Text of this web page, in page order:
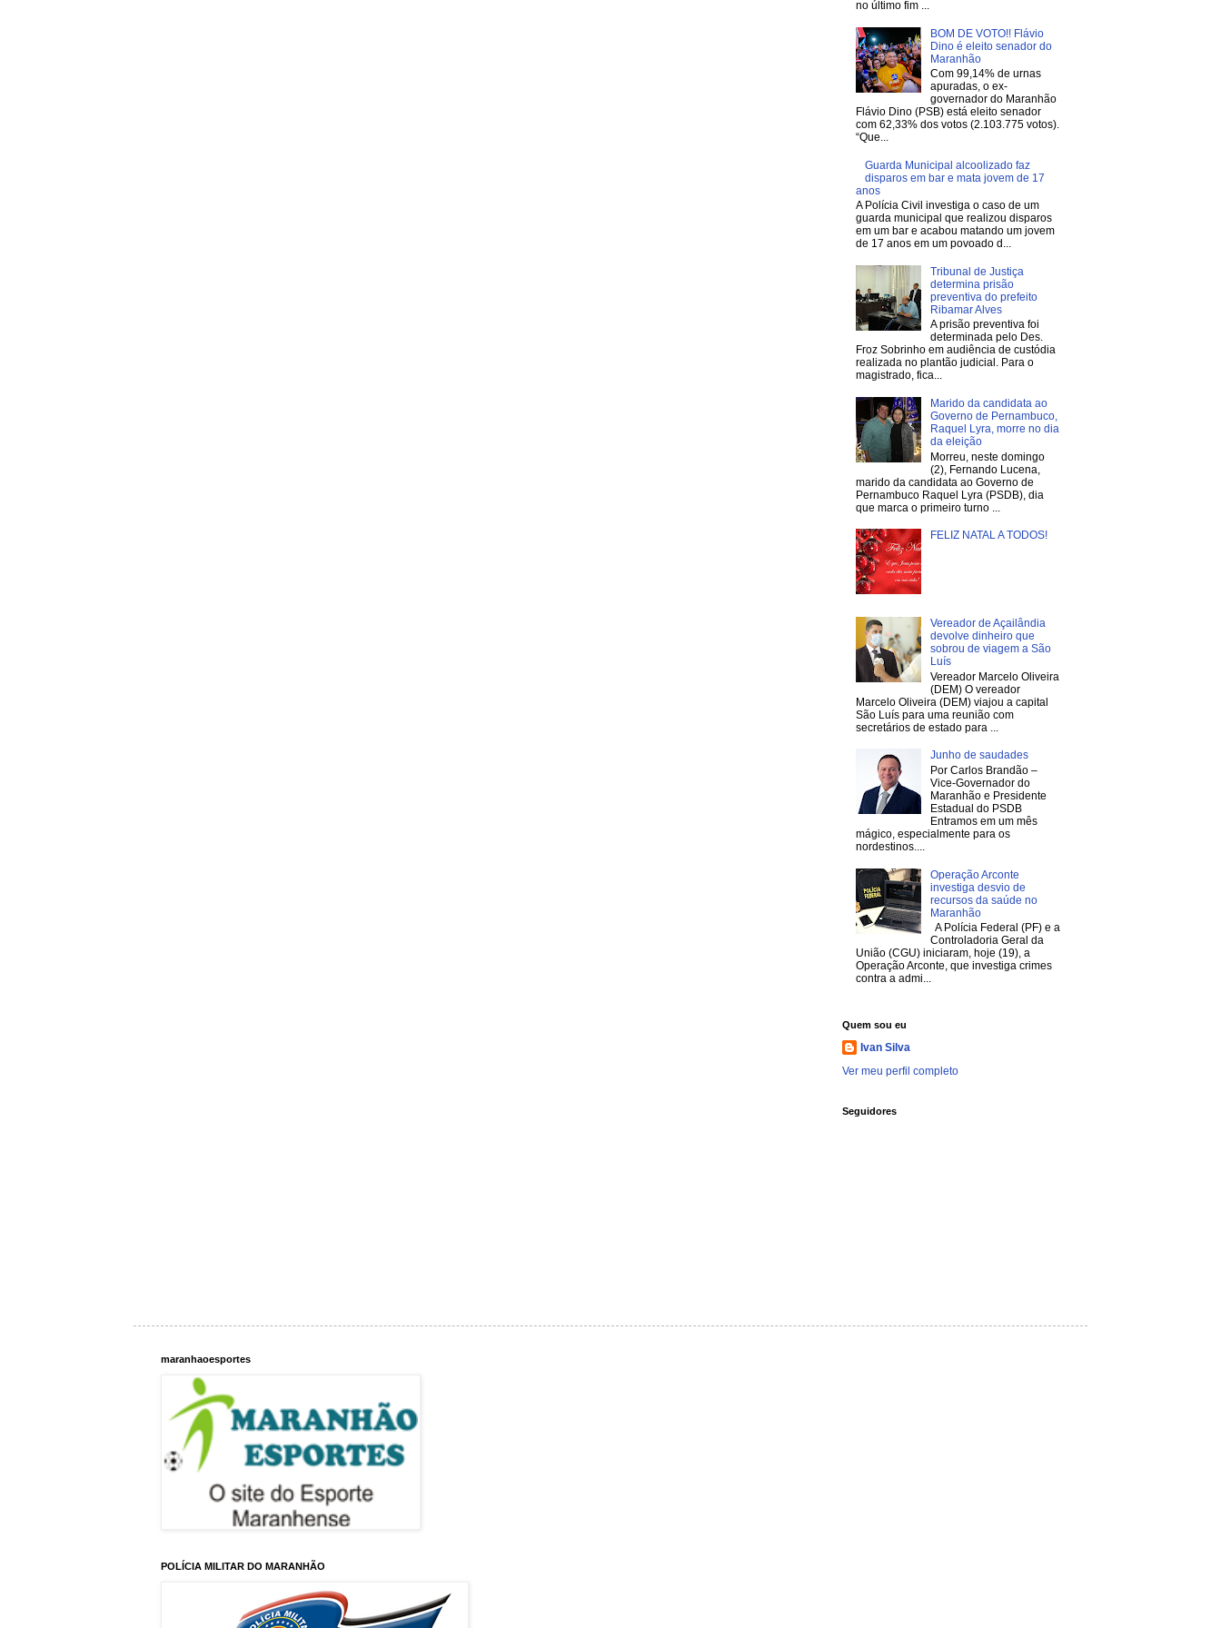
no último fim ...
BOM DE VOTO!! Flávio
Dino é eleito senador do
Maranhão
Com 99,14% de urnas
apuradas, o ex-
governador do Maranhão
Flávio Dino (PSB) está eleito senador
com 62,33% dos votos (2.103.775 votos).
“Que...
Guarda Municipal alcoolizado faz
disparos em bar e mata jovem de 17
anos
A Polícia Civil investiga o caso de um
guarda municipal que realizou disparos
em um bar e acabou matando um jovem
de 17 anos em um povoado d...
Tribunal de Justiça
determina prisão
preventiva do prefeito
Ribamar Alves
A prisão preventiva foi
determinada pelo Des.
Froz Sobrinho em audiência de custódia
realizada no plantão judicial. Para o
magistrado, fica...
Marido da candidata ao
Governo de Pernambuco,
Raquel Lyra, morre no dia
da eleição
Morreu, neste domingo
(2), Fernando Lucena,
marido da candidata ao Governo de
Pernambuco Raquel Lyra (PSDB), dia
que marca o primeiro turno ...
FELIZ NATAL A TODOS!
Vereador de Açailândia
devolve dinheiro que
sobrou de viagem a São
Luís
Vereador Marcelo Oliveira
(DEM) O vereador
Marcelo Oliveira (DEM) viajou a capital
São Luís para uma reunião com
secretários de estado para ...
Junho de saudades
Por Carlos Brandão –
Vice-Governador do
Maranhão e Presidente
Estadual do PSDB
Entramos em um mês
mágico, especialmente para os
nordestinos....
Operação Arconte
investiga desvio de
recursos da saúde no
Maranhão
A Polícia Federal (PF) e a
Controladoria Geral da
União (CGU) iniciaram, hoje (19), a
Operação Arconte, que investiga crimes
contra a admi...
Quem sou eu
Ivan Silva
Ver meu perfil completo
Seguidores
maranhaoesportes
POLÍCIA MILITAR DO MARANHÃO